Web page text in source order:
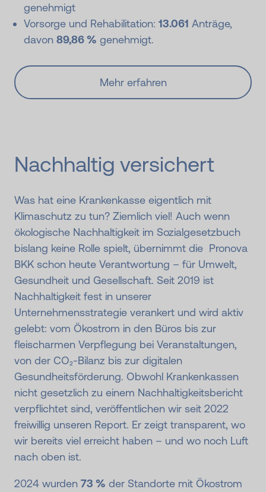
genehmigt
Vorsorge und Rehabilitation:13.061 Anträge,
davon89,86 % genehmigt.
Mehr erfahren
Nachhaltig versichert
Was hat eine Krankenkasse eigentlich mit
Klimaschutz zu tun? Ziemlich viel! Auch wenn
ökologische Nachhaltigkeit im Sozialgesetzbuch
bislang keine Rolle spielt, übernimmt die ­ Pronova
BKK schon heute Verantwortung – für Umwelt,
Gesundheit und Gesellschaft. Seit 2019 ist
Nachhaltigkeit fest in unserer
Unternehmensstrategie verankert und wird aktiv
gelebt: vom Ökostrom in den Büros bis zur
fleischarmen Verpflegung bei Veranstaltungen,
von der CO₂-Bilanz bis zur digitalen
Gesundheitsförderung. Obwohl Krankenkassen
nicht gesetzlich zu einem Nachhaltigkeitsbericht
verpflichtet sind, veröffentlichen wir seit 2022
freiwillig unseren Report. Er zeigt transparent, wo
wir bereits viel erreicht haben – und wo noch Luft
nach oben ist.
2024 wurden 73 % der Standorte mit Ökostrom